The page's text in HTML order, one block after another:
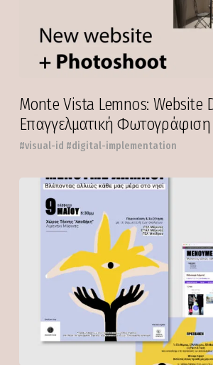
Monte Vista Lemnos: Website
Επαγγελματική Φωτογράφιση
#visual-id #digital-implementation